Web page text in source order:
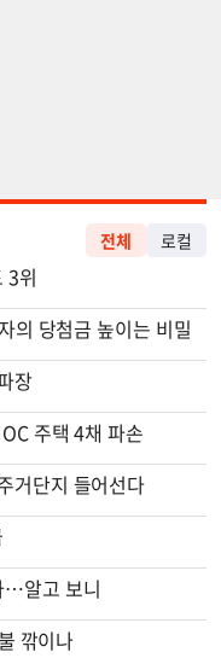
전체 로컬
3위
의 당첨금 높이는 비밀
장
주택 4채 파손
거단지 들어선다
…알고 보니
깎이나